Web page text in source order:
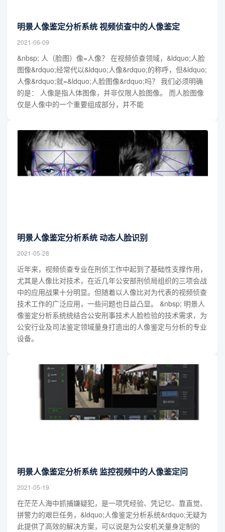
明景人像鉴定分析系统 视频侦查中的人像鉴定
2021-06-09
&nbsp; 人（脸图）像=人像？ 在视频侦查领域，&ldquo;人脸
图像&rdquo;经常代以&ldquo;人像&rdquo;的称呼，但&ldquo;
人像&rdquo;就=&ldquo;人脸图像&rdquo;吗？ 我们必须明确
的是： 人像是指人体图像，并非仅限人脸图像。 而人脸图像
仅是人像中的一个重要组成部分，并不能
明景人像鉴定分析系统 动态人脸识别
2021-05-28
近年来，视频侦查专业在刑侦工作中起到了基础性支撑作用，
尤其是人像比对技术，在近几年公安部刑侦局组织的三项会战
中的应用战果十分明显。但随着以人像比对为代表的视频侦查
技术工作的广泛应用，一些问题也日益凸显。 &nbsp; 明景人
像鉴定分析系统统结合公安刑事技术人脸检验的技术需求，为
公安行业及司法鉴定领域量身打造出的人像鉴定与分析的专业
设备。
明景人像鉴定分析系统 监控视频中的人像鉴定问
2021-05-19
在茫茫人海中抓捕嫌疑犯，是一项凭经验、凭记忆、靠直觉、
拼警力的艰巨任务，&ldquo;人像鉴定分析系统&rdquo;无疑为
此提供了高效的解决方案，可以说是为公安机关量身定制的